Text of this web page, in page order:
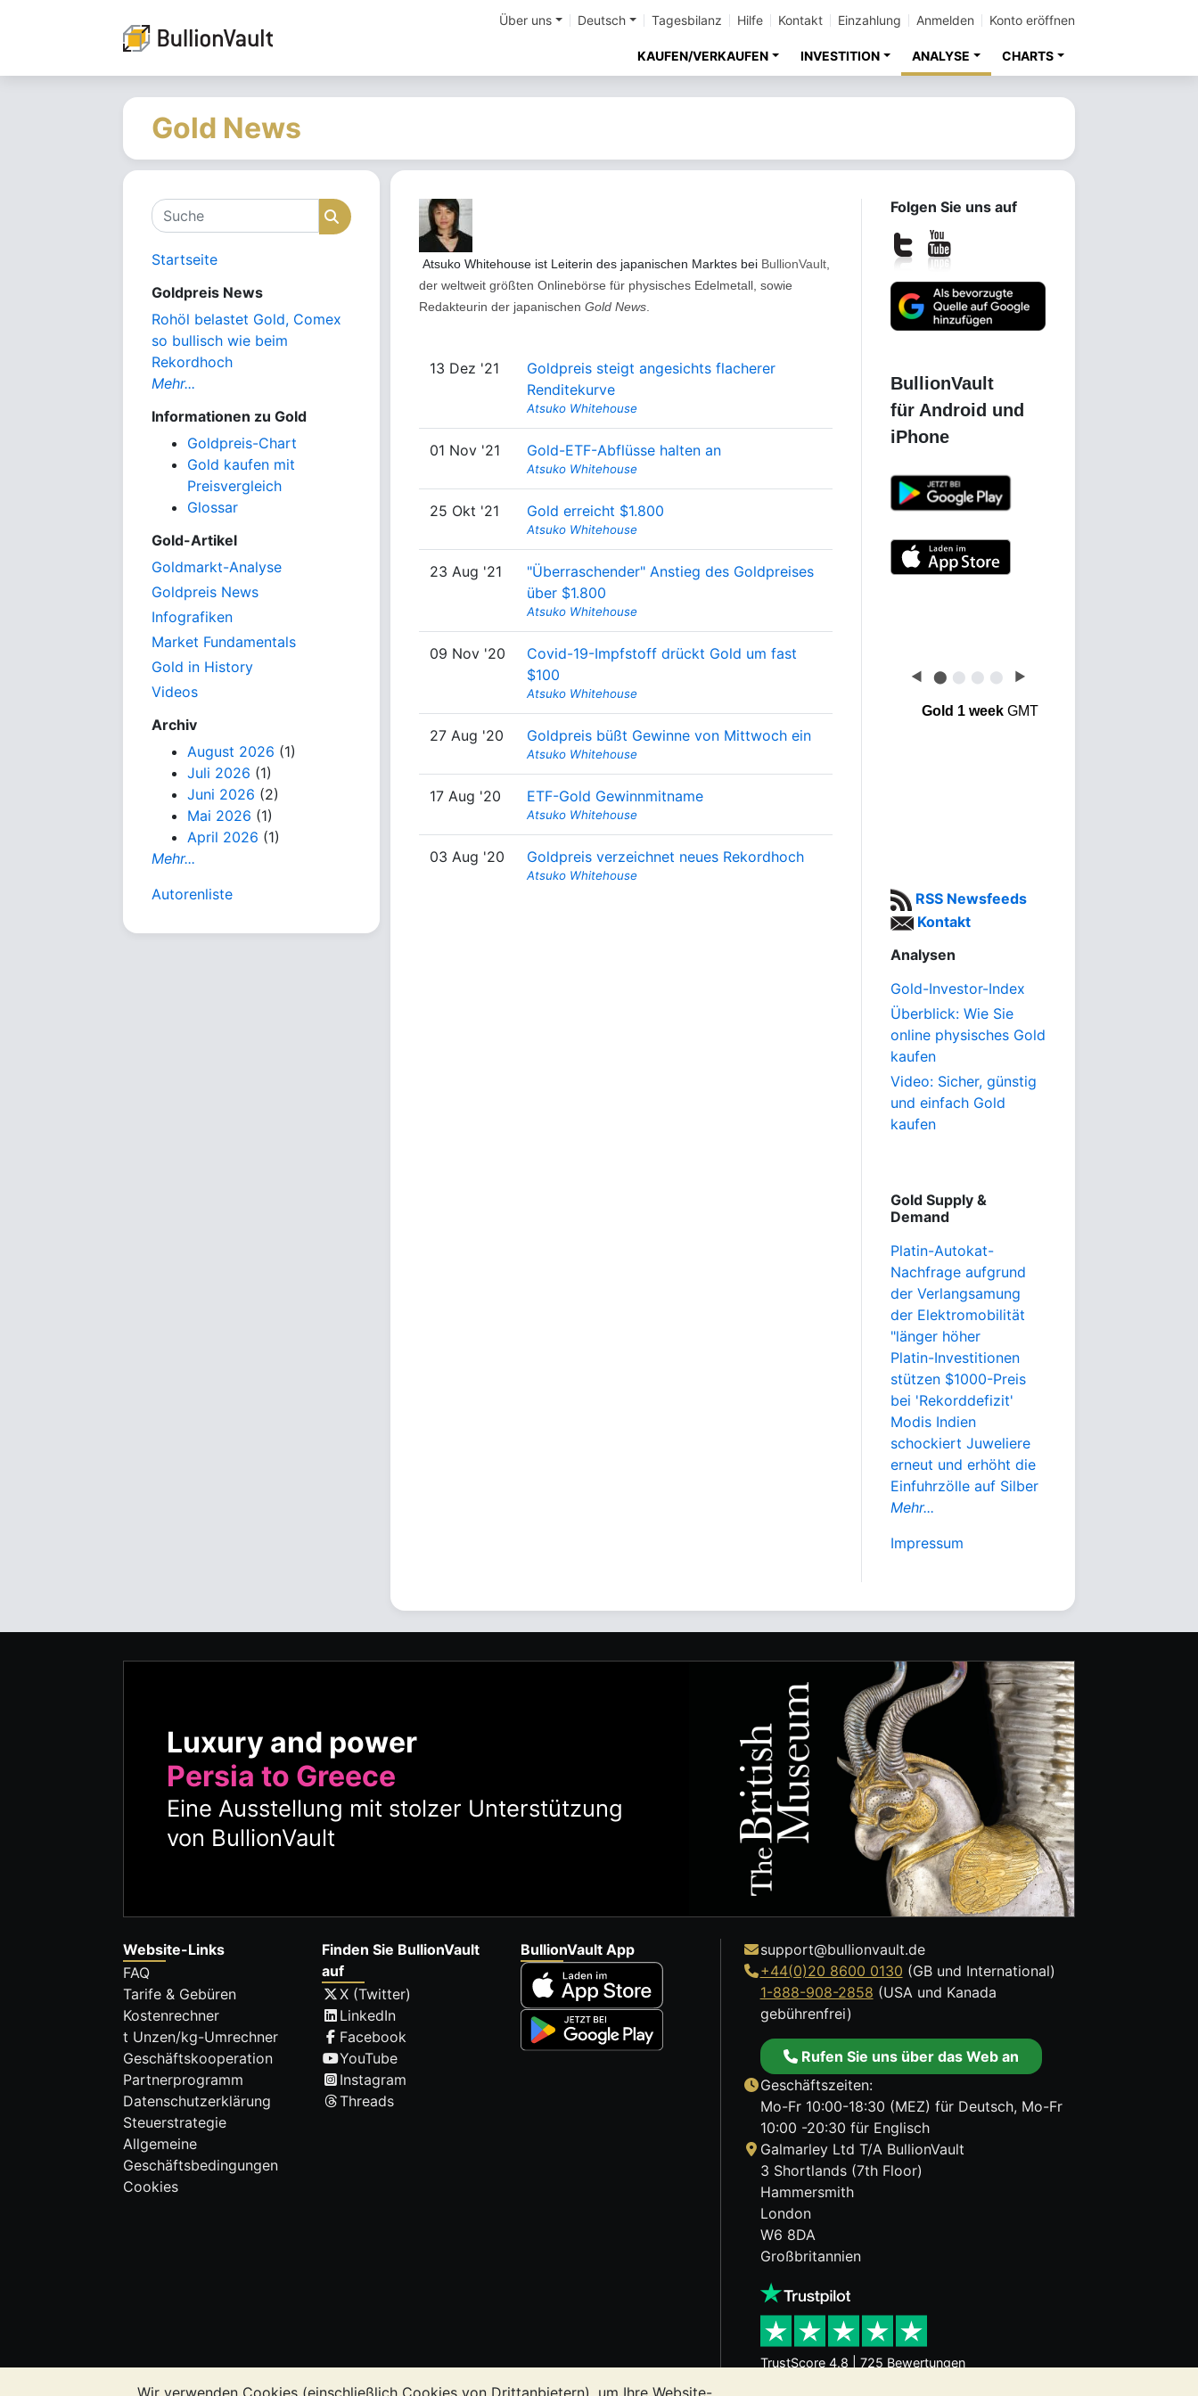
Wir verwenden Cookies (einschließlich Cookies von Drittanbietern), um Ihre Website-
Über uns Deutsch Tagesbilanz Hilfe Kontakt Einzahlung Anmelden Konto eröffnen
KAUFEN/VERKAUFEN INVESTITION ANALYSE CHARTS
Gold News
Suche Suche
Startseite
Goldpreis News
Rohöl belastet Gold, Comex
so bullisch wie beim
Rekordhoch
Mehr...
Informationen zu Gold
Goldpreis-Chart
Gold kaufen mit
Preisvergleich
Glossar
Gold-Artikel
Goldmarkt-Analyse
Goldpreis News
Infografiken
Market Fundamentals
Gold in History
Videos
Archiv
August 2026 (1)
Juli 2026 (1)
Juni 2026 (2)
Mai 2026 (1)
April 2026 (1)
Mehr...
Autorenliste
Atsuko Whitehouse ist Leiterin des japanischen Marktes bei BullionVault
der weltweit größten Onlinebörse für physisches Edelmetall, sowie
Redakteurin der japanischen Gold News
13 Dez '21
Goldpreis steigt angesichts flacherer
Renditekurve
Atsuko Whitehouse
01 Nov '21 Gold-ETF-Abflüsse halten an
Atsuko Whitehouse
25 Okt '21 Gold erreicht $1.800
Atsuko Whitehouse
23 Aug '21
"Überraschender" Anstieg des Goldpreises
über $1.800
Atsuko Whitehouse
09 Nov '20
Covid-19-Impfstoff drückt Gold um fast
$100
Atsuko Whitehouse
27 Aug '20 Goldpreis büßt Gewinne von Mittwoch ein
Atsuko Whitehouse
17 Aug '20 ETF-Gold Gewinnmitname
Atsuko Whitehouse
03 Aug '20 Goldpreis verzeichnet neues Rekordhoch
Atsuko Whitehouse
Folgen Sie uns auf
Gold investieren
◀ ⬤ ⬤ ⬤ ⬤ ▶
Gold 1 weekGMT
RSS Newsfeeds
Kontakt
Analysen
Gold-Investor-Index
Überblick: Wie Sie
online physisches Gold
kaufen
Video: Sicher, günstig
und einfach Gold
kaufen
Gold Supply &
Demand
Platin-Autokat-
Nachfrage aufgrund
der Verlangsamung
der Elektromobilität
"länger höher
Platin-Investitionen
stützen $1000-Preis
bei 'Rekorddefizit'
Modis Indien
schockiert Juweliere
erneut und erhöht die
Einfuhrzölle auf Silber
Mehr...
Impressum
Luxury and power
Persia to Greece
Eine Ausstellung mit stolzer Unterstützung
von BullionVault
Website-Links
FAQ
Tarife & Gebüren
Kostenrechner
t Unzen/kg-Umrechner
Geschäftskooperation
Partnerprogramm
Datenschutzerklärung
Steuerstrategie
Allgemeine
Geschäftsbedingungen
Cookies
Finden Sie BullionVault
auf
X (Twitter)
LinkedIn
Facebook
YouTube
Instagram
Threads
BullionVault App
support@bullionvault.de
+44(0)20 8600 0130 (GB und International)
1-888-908-2858 (USA und Kanada
gebührenfrei)
Rufen Sie uns über das Web an
Geschäftszeiten:
Mo-Fr 10:00-18:30 (MEZ) für Deutsch, Mo-Fr
10:00 -20:30 für Englisch
Galmarley Ltd T/A BullionVault
3 Shortlands (7th Floor)
Hammersmith
London
W6 8DA
Großbritannien
TrustScore 4.8 | 725 Bewertungen